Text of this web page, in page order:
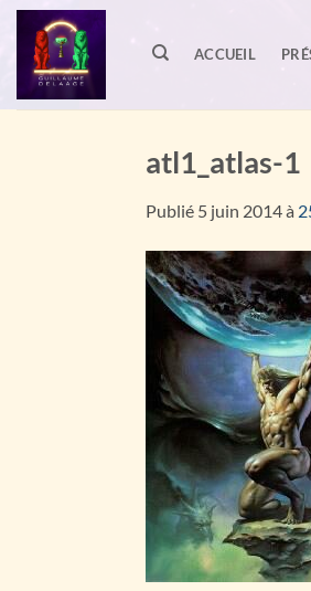
Passer
contenu
ACCUEIL
atl1_atlas-1
Publié 5 juin 2014à